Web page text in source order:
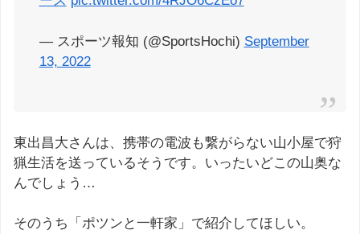
— スポーツ報知 (@SportsHochi) September
13, 2022
東出昌大さんは、携帯の電波も繋がらない山小屋で狩
猟生活を送っているそうです。いったいどこの山奥な
んでしょう…
そのうち「ポツンと一軒家」で紹介してほしい。